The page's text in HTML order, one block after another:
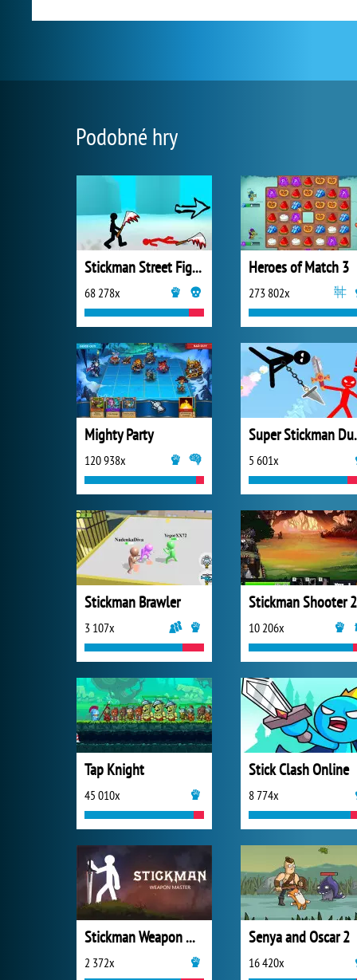
Podobné hry
Stickman Street Fighting
68 278x
Heroes of Match 3
273 802x
Mighty Party
120 938x 5 601x
Stickman Brawler
3 107x
Stickman Shooter 2
10 206x
Tap Knight
45 010x
Stick Clash Online
8 774x
Stickman Weapon Master
2 372x
Senya and Oscar 2
16 420x